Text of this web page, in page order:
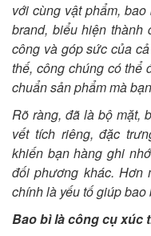
với cùng vật phẩm,
brand, biểu hiện
công và góp sức của
thế, công chúng có thể
chuẩn sản phẩm mà
Rõ ràng, đã là bộ mặt,
vết tích riêng, đặc
khiến bạn hàng ghi
đối phương khác. Hơn
chính là yếu tố giúp
Bao bì là công cụ xúc